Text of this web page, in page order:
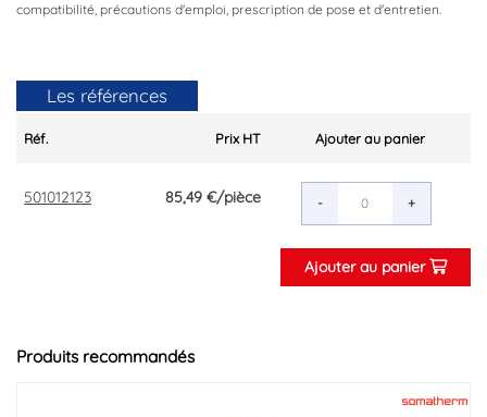
compatibilité, précautions d'emploi, prescription de pose et d'entretien.
Les références
Réf. Prix HT Ajouter au panier
501012123 85,49 €/pièce - +
Ajouter au panier
Produits recommandés